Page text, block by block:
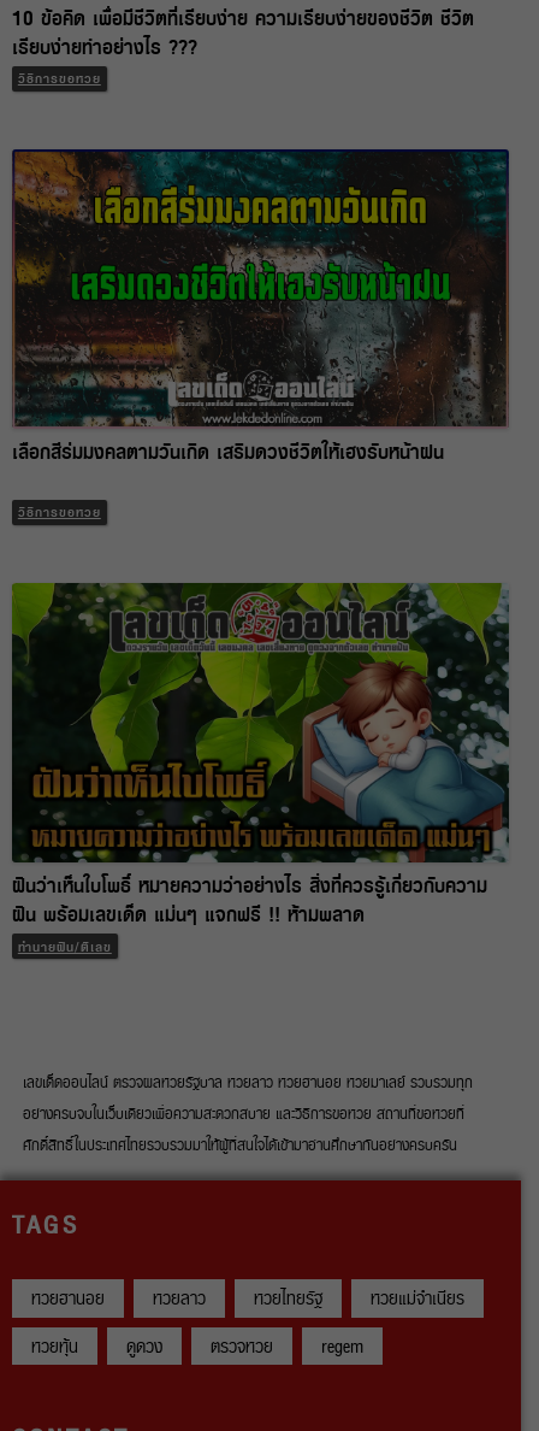
10 ข้อคิด เพื่อมีชีวิตที่เรียบง่าย ความเรียบง่ายของชีวิต ชีวิต
เรียบง่ายทำอย่างไร ???
วิธีการขอหวย
เลือกสีร่มมงคลตามวันเกิด เสริมดวงชีวิตให้เฮงรับหน้าฝน
วิธีการขอหวย
ฝันว่าเห็นใบโพธิ์ หมายความว่าอย่างไร สิ่งที่ควรรู้เกี่ยวกับความ
ฝัน พร้อมเลขเด็ด แม่นๆ แจกฟรี !! ห้ามพลาด
ทำนายฝัน/ตีเลข
เลขเด็ดออนไลน์ ตรวจผลหวยรัฐบาล หวยลาว หวยฮานอย หวยมาเลย์ รวบรวมทุก
อย่างครบจบในเว็บเดียวเพื่อความสะดวกสบาย และวิธีการขอหวย สถานที่ขอหวยที่
ศักดิ์สิทธิ์ในประเทศไทยรวบรวมมาให้ผู้ที่สนใจได้เข้ามาอ่านศึกษากันอย่างครบครัน
TAGS
หวยฮานอย หวยลาว หวยไทยรัฐ
หวยแม่จำเนียร
หวยหุ้น
ดูดวง ตรวจหวย regem